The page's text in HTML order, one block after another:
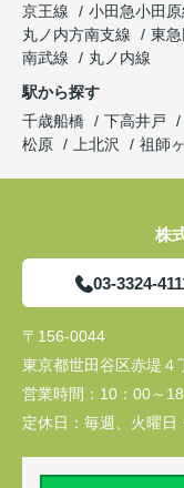
京王線
小田急小田原
丸ノ内方南支線
東
南武線
丸ノ内線
駅から探す
千歳船橋
下高井戸
松原
上北沢 祖師
株
03-3324-
〒156-0044
東京都世田谷区赤堤４
営業時間： 10：00～
定休日： 毎週、火曜日